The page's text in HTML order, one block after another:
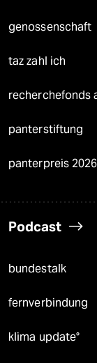
genossenschaft
taz zahl ich
recherchefonds
panterstiftung
panterpreis 2026
Podcast
bundestalk
fernverbindung
klima update°